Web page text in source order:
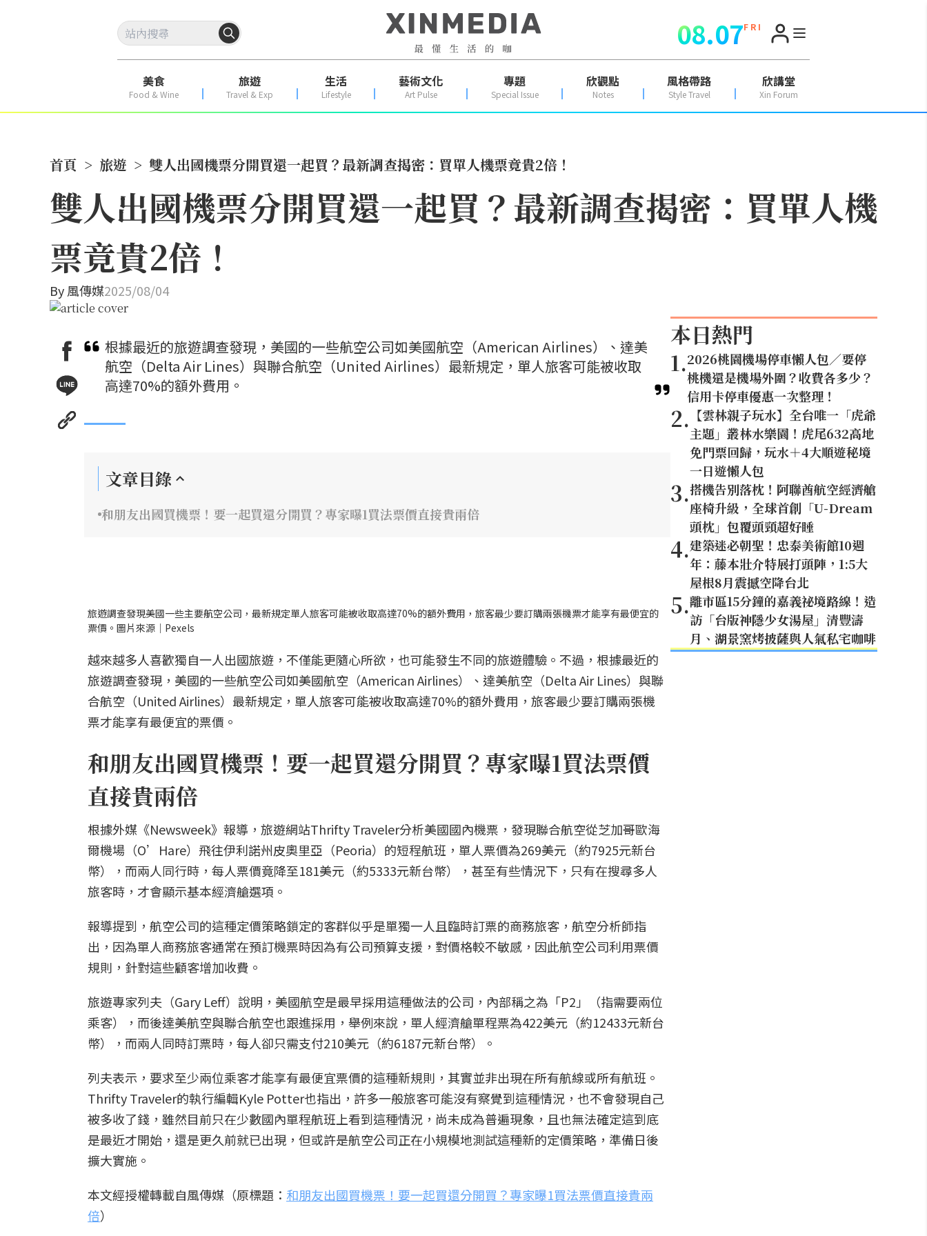
08.07F R I
美食
Food & Wine
旅遊
Travel & Exp
生活
Lifestyle
藝術文化
Art Pulse
專題
Special Issue
欣觀點
Notes
風格帶路
Style Travel
欣講堂
Xin Forum
首頁 > 旅遊 > 雙人出國機票分開買還一起買？最新調查揭密：買單人機票竟貴2倍！
雙人出國機票分開買還一起買？最新調查揭密：買單人機
票竟貴2倍！
By風傳媒2025/08/04
根據最近的旅遊調查發現，美國的一些航空公司如美國航空（American Airlines）、達美
航空（Delta Air Lines）與聯合航空（United Airlines）最新規定，單人旅客可能被收取
高達70%的額外費用。
文章目錄
和朋友出國買機票！要一起買還分開買？專家曝1買法票價直接貴兩倍
旅遊調查發現美國一些主要航空公司，最新規定單人旅客可能被收取高達70%的額外費用，旅客最少要訂購兩張機票才能享有最便宜的
票價。圖片來源｜Pexels
越來越多人喜歡獨自一人出國旅遊，不僅能更隨心所欲，也可能發生不同的旅遊體驗。不過，根據最近的
旅遊調查發現，美國的一些航空公司如美國航空（American Airlines）、達美航空（Delta Air Lines）與聯
合航空（United Airlines）最新規定，單人旅客可能被收取高達70%的額外費用，旅客最少要訂購兩張機
票才能享有最便宜的票價。
和朋友出國買機票！要一起買還分開買？專家曝1買法票價
直接貴兩倍
根據外媒《Newsweek》報導，旅遊網站Thrifty Traveler分析美國國內機票，發現聯合航空從芝加哥歐海
爾機場（O’Hare）飛往伊利諾州皮奧里亞（Peoria）的短程航班，單人票價為269美元（約7925元新台
幣），而兩人同行時，每人票價竟降至181美元（約5333元新台幣），甚至有些情況下，只有在搜尋多人
旅客時，才會顯示基本經濟艙選項。
報導提到，航空公司的這種定價策略鎖定的客群似乎是單獨一人且臨時訂票的商務旅客，航空分析師指
出，因為單人商務旅客通常在預訂機票時因為有公司預算支援，對價格較不敏感，因此航空公司利用票價
規則，針對這些顧客增加收費。
旅遊專家列夫（Gary Leff）說明，美國航空是最早採用這種做法的公司，內部稱之為「P2」（指需要兩位
乘客），而後達美航空與聯合航空也跟進採用，舉例來說，單人經濟艙單程票為422美元（約12433元新台
幣），而兩人同時訂票時，每人卻只需支付210美元（約6187元新台幣）。
列夫表示，要求至少兩位乘客才能享有最便宜票價的這種新規則，其實並非出現在所有航線或所有航班。
Thrifty Traveler的執行編輯Kyle Potter也指出，許多一般旅客可能沒有察覺到這種情況，也不會發現自己
被多收了錢，雖然目前只在少數國內單程航班上看到這種情況，尚未成為普遍現象，且也無法確定這到底
是最近才開始，還是更久前就已出現，但或許是航空公司正在小規模地測試這種新的定價策略，準備日後
擴大實施。
本文經授權轉載自風傳媒（原標題： 和朋友出國買機票！要一起買還分開買？專家曝1買法票價直接貴兩
倍）
本日熱門
1.2026桃園機場停車懶人包／要停
桃機還是機場外圍？收費各多少？
信用卡停車優惠一次整理！
2. 【雲林親子玩水】全台唯一「虎爺
主題」叢林水樂園！虎尾632高地
免門票回歸，玩水＋4大順遊秘境
一日遊懶人包
3.搭機告別落枕！阿聯酋航空經濟艙
座椅升級，全球首創「U-Dream
頭枕」包覆頭頸超好睡
4.建築迷必朝聖！忠泰美術館10週
年：藤本壯介特展打頭陣，1:5大
屋根8月震撼空降台北
5.離市區15分鐘的嘉義祕境路線！造
訪「台版神隱少女湯屋」清豐濤
月、湖景窯烤披薩與人氣私宅咖啡